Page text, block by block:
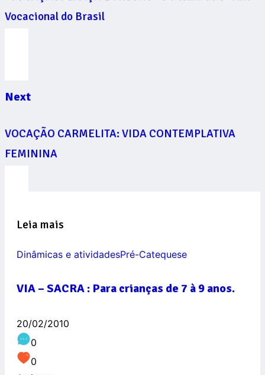
Vocacional do Brasil
Next
VOCAÇÃO CARMELITA: VIDA CONTEMPLATIVA
FEMININA
Leia mais
Dinâmicas e atividadesPré-Catequese
VIA – SACRA : Para crianças de 7 à 9 anos.
20/02/2010
0
0